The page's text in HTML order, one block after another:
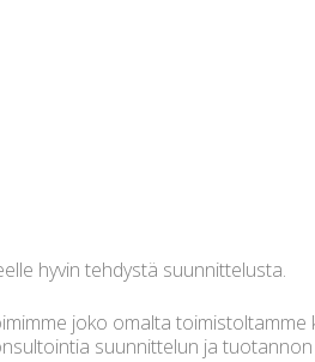
hyvin tehdystä suunnittelusta.
joko omalta
suunnittelun ja